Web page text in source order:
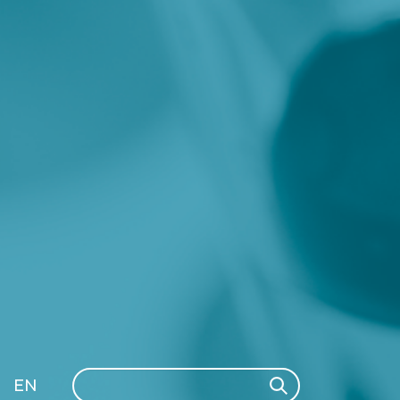
Search Search
EN